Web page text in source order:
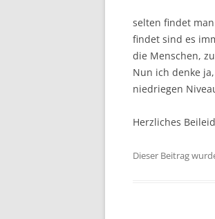
selten findet
findet sind es
die Menschen,
Nun ich denke
niedriegen
Herzliches Beileid
Dieser Beitrag